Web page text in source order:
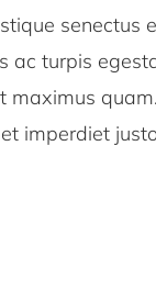
senectus
ac turpis
maximus
imperdiet